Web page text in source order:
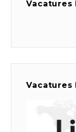
Vacatures
Vacatures